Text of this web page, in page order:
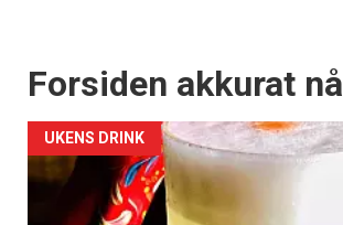
Forsiden akkurat nå
UKENS DRINK